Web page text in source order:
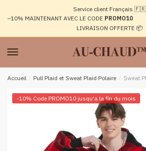
navigation
Service client Français 🇫🇷
–10% MAINTENANT AVEC LE CODE PROMO10
LIVRAISON OFFERTE 📦
Accueil / Pull Plaid et Sweat Plaid Polaire / Sweat
-10% Code PROMO10 jusqu'a la fin du mois